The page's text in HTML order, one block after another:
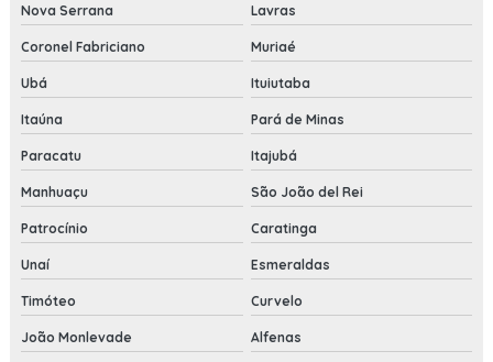
Nova Serrana Lavras
Coronel Fabriciano Muriaé
Ubá Ituiutaba
Itaúna Pará de Minas
Paracatu Itajubá
Manhuaçu São João del Rei
Patrocínio Caratinga
Unaí Esmeraldas
Timóteo Curvelo
João Monlevade Alfenas